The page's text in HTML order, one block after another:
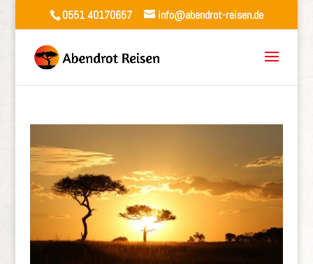
0551 40170657 info@abendrot-reisen.de